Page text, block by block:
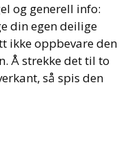
og generell info:
din egen deilige
ikke oppbevare den
Å strekke det til to
så spis den